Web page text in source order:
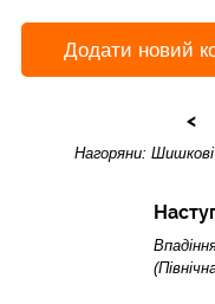
Додати новий
Нагоряни: